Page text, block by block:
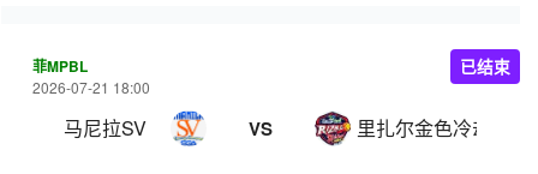
菲MPBL
2026-07-21 18:00
马尼拉SV VS 里扎尔金色冷却器
已结束